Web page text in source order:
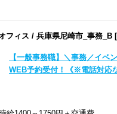
フィス / 兵庫県尼崎市_事務_B
【一般事務職】＼事務／イベ
WEB予約受付！《※電話対応